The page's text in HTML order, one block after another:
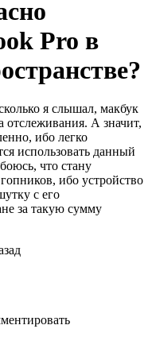
Pro в
я слышал, макбук
А значит,
ибо легко
использовать данный
что стану
ибо устройство
с его
за такую сумму